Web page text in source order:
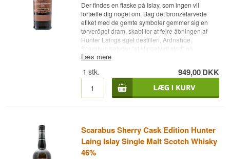
Der findes en flaske på Islay, som ingen vil
fortælle dig noget om. Bag det bronzefarvede
etiket med de gemte symboler gemmer sig en
tørveröget dram, skabt for at fejre åbningen af
Hunter Laings eget destilleri, Ardnahoe.
Scarabus betyder "et klippefyldt sted" på
oldnordisk - og det er stort set det eneste,
Ekspertens beskrivelse
Scarabus Cigar Malt er en tørveröget Islay Single
Scarabus Cigar Malt er den nyeste tilføjelse til
Hunter Laings Scarabus-serie, og den skiller sig
ud fra de øvrige udgaver ved sin
Læs mere
1 stk. 949,00DKK
Scarabus Sherry Cask Edition Hunter
Laing Islay Single Malt Scotch Whisky
46%